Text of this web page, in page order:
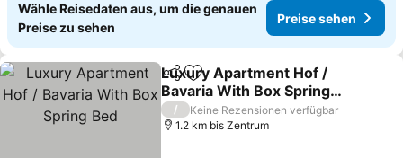
Wähle Reisedaten aus, um die genauen
Preise zu sehen
Preise sehen
TeilenZu Favoriten hinzufügen
Luxury Apartment Hof /
Bavaria With Box Spring
Bed
/
Keine Rezensionen verfügbar
1.2 km bis Zentrum